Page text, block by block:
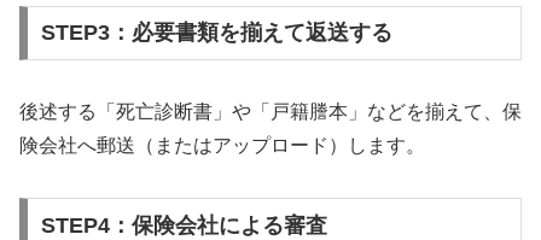
STEP3：必要書類を揃えて返送する
後述する「死亡診断書」や「戸籍謄本」などを揃えて、保
険会社へ郵送（またはアップロード）します。
STEP4：保険会社による審査